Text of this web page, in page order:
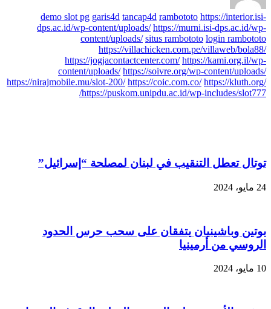
demo slot pg garis4d tancap4d rambototo https://interior.isi-
dps.ac.id/wp-content/uploads/ https://murni.isi-dps.ac.id/wp-
content/uploads/ situs rambototo login rambototo
https://villachicken.com.pe/villaweb/bola88/
https://jogjacontactcenter.com/ https://kami.org.il/wp-
content/uploads/ https://soivre.org/wp-content/uploads/
https://nirajmobile.mu/slot-200/ https://coic.com.co/ https://kluth.org/
https://puskom.unipdu.ac.id/wp-includes/slot777/
توتال تعطل التنقيب في لبنان لمصلحة “إسرائيل”
24 مايو، 2024
بوتين وباشينيان يتفقان على سحب حرس الحدود
الروسي من أرمينيا
10 مايو، 2024